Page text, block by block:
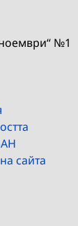
№1
сайта